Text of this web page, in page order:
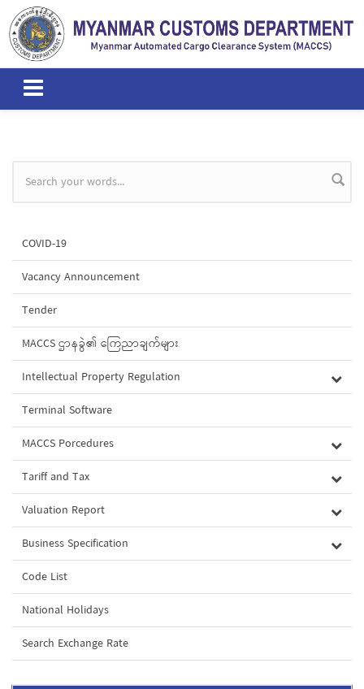
Skip to main content
Search form
COVID-19
Vacancy Announcement
Tender
MACCS ဌာနခွဲ၏ ကြေညာချက်များ
Intellectual Property Regulation
Terminal Software
MACCS Porcedures
Tariff and Tax
Valuation Report
Business Specification
Code List
National Holidays
Search Exchange Rate